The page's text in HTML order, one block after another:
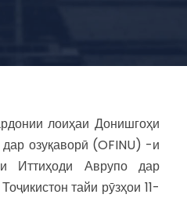
лоиҳаи Донишгоҳи
озуқаворӣ (OFINU) -и
Иттиҳоди Аврупо дар
тайи рӯзҳои 11-